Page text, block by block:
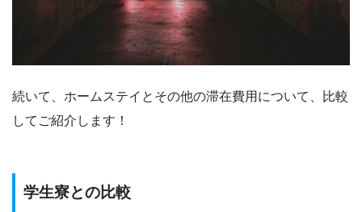
続いて、ホームステイとその他の滞在費用について、比較
してご紹介します！
学生寮との比較